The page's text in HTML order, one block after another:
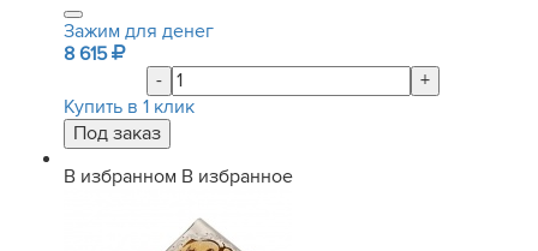
Зажим для денег
8 615
-
+
Купить в 1 клик
В избранном В избранное